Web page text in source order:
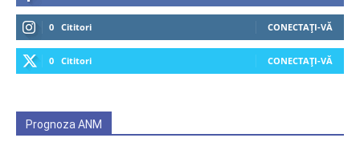
0 Cititori CONECTAȚI-VĂ
0 Cititori CONECTAȚI-VĂ
Prognoza ANM